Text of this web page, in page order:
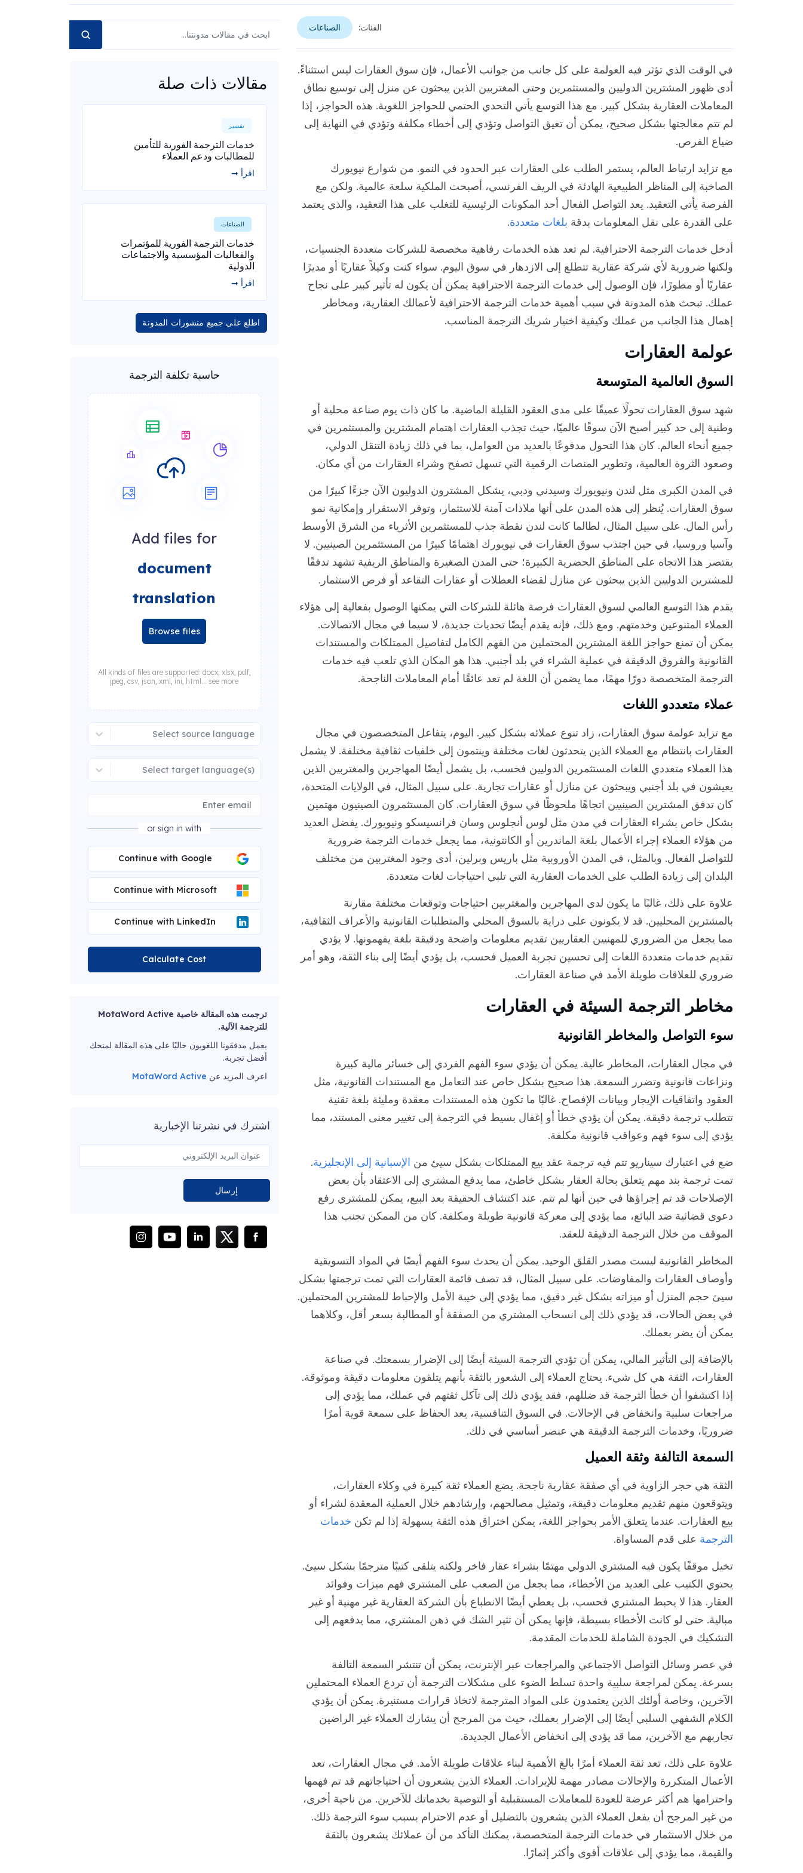
الفئات: الصناعات
في الوقت الذي تؤثر فيه العولمة على كل جانب من جوانب الأعمال، فإن سوق العقارات ليس استثناءً.
أدى ظهور المشترين الدوليين والمستثمرين وحتى المغتربين الذين يبحثون عن منزل إلى توسيع نطاق
المعاملات العقارية بشكل كبير. مع هذا التوسع يأتي التحدي الحتمي للحواجز اللغوية. هذه الحواجز، إذا
لم تتم معالجتها بشكل صحيح، يمكن أن تعيق التواصل وتؤدي إلى أخطاء مكلفة وتؤدي في النهاية إلى
ضياع الفرص.
مع تزايد ارتباط العالم، يستمر الطلب على العقارات عبر الحدود في النمو. من شوارع نيويورك
الصاخبة إلى المناظر الطبيعية الهادئة في الريف الفرنسي، أصبحت الملكية سلعة عالمية. ولكن مع
الفرصة يأتي التعقيد. يعد التواصل الفعال أحد المكونات الرئيسية للتغلب على هذا التعقيد، والذي يعتمد
على القدرة على نقل المعلومات بدقة بلغات متعددة.
أدخل خدمات الترجمة الاحترافية. لم تعد هذه الخدمات رفاهية مخصصة للشركات متعددة الجنسيات،
ولكنها ضرورية لأي شركة عقارية تتطلع إلى الازدهار في سوق اليوم. سواء كنت وكيلاً عقاريًا أو مديرًا
عقاريًا أو مطورًا، فإن الوصول إلى خدمات الترجمة الاحترافية يمكن أن يكون له تأثير كبير على نجاح
عملك. تبحث هذه المدونة في سبب أهمية خدمات الترجمة الاحترافية لأعمالك العقارية، ومخاطر
إهمال هذا الجانب من عملك وكيفية اختيار شريك الترجمة المناسب.
عولمة العقارات
السوق العالمية المتوسعة
شهد سوق العقارات تحولًا عميقًا على مدى العقود القليلة الماضية. ما كان ذات يوم صناعة محلية أو
وطنية إلى حد كبير أصبح الآن سوقًا عالميًا، حيث تجذب العقارات اهتمام المشترين والمستثمرين في
جميع أنحاء العالم. كان هذا التحول مدفوعًا بالعديد من العوامل، بما في ذلك زيادة التنقل الدولي،
وصعود الثروة العالمية، وتطوير المنصات الرقمية التي تسهل تصفح وشراء العقارات من أي مكان.
في المدن الكبرى مثل لندن ونيويورك وسيدني ودبي، يشكل المشترون الدوليون الآن جزءًا كبيرًا من
سوق العقارات. يُنظر إلى هذه المدن على أنها ملاذات آمنة للاستثمار، وتوفر الاستقرار وإمكانية نمو
رأس المال. على سبيل المثال، لطالما كانت لندن نقطة جذب للمستثمرين الأثرياء من الشرق الأوسط
وآسيا وروسيا، في حين اجتذب سوق العقارات في نيويورك اهتمامًا كبيرًا من المستثمرين الصينيين. لا
يقتصر هذا الاتجاه على المناطق الحضرية الكبيرة؛ حتى المدن الصغيرة والمناطق الريفية تشهد تدفقًا
للمشترين الدوليين الذين يبحثون عن منازل لقضاء العطلات أو عقارات التقاعد أو فرص الاستثمار.
يقدم هذا التوسع العالمي لسوق العقارات فرصة هائلة للشركات التي يمكنها الوصول بفعالية إلى هؤلاء
العملاء المتنوعين وخدمتهم. ومع ذلك، فإنه يقدم أيضًا تحديات جديدة، لا سيما في مجال الاتصالات.
يمكن أن تمنع حواجز اللغة المشترين المحتملين من الفهم الكامل لتفاصيل الممتلكات والمستندات
القانونية والفروق الدقيقة في عملية الشراء في بلد أجنبي. هذا هو المكان الذي تلعب فيه خدمات
الترجمة المتخصصة دورًا مهمًا، مما يضمن أن اللغة لم تعد عائقًا أمام المعاملات الناجحة.
عملاء متعددو اللغات
مع تزايد عولمة سوق العقارات، زاد تنوع عملائه بشكل كبير. اليوم، يتفاعل المتخصصون في مجال
العقارات بانتظام مع العملاء الذين يتحدثون لغات مختلفة وينتمون إلى خلفيات ثقافية مختلفة. لا يشمل
هذا العملاء متعددي اللغات المستثمرين الدوليين فحسب، بل يشمل أيضًا المهاجرين والمغتربين الذين
يعيشون في بلد أجنبي ويبحثون عن منازل أو عقارات تجارية. على سبيل المثال، في الولايات المتحدة،
كان تدفق المشترين الصينيين اتجاهًا ملحوظًا في سوق العقارات. كان المستثمرون الصينيون مهتمين
بشكل خاص بشراء العقارات في مدن مثل لوس أنجلوس وسان فرانسيسكو ونيويورك. يفضل العديد
من هؤلاء العملاء إجراء الأعمال بلغة الماندرين أو الكانتونية، مما يجعل خدمات الترجمة ضرورية
للتواصل الفعال. وبالمثل، في المدن الأوروبية مثل باريس وبرلين، أدى وجود المغتربين من مختلف
البلدان إلى زيادة الطلب على الخدمات العقارية التي تلبي احتياجات لغات متعددة.
علاوة على ذلك، غالبًا ما يكون لدى المهاجرين والمغتربين احتياجات وتوقعات مختلفة مقارنة
بالمشترين المحليين. قد لا يكونون على دراية بالسوق المحلي والمتطلبات القانونية والأعراف الثقافية،
مما يجعل من الضروري للمهنيين العقاريين تقديم معلومات واضحة ودقيقة بلغة يفهمونها. لا يؤدي
تقديم خدمات متعددة اللغات إلى تحسين تجربة العميل فحسب، بل يؤدي أيضًا إلى بناء الثقة، وهو أمر
ضروري للعلاقات طويلة الأمد في صناعة العقارات.
مخاطر الترجمة السيئة في العقارات
سوء التواصل والمخاطر القانونية
في مجال العقارات، المخاطر عالية. يمكن أن يؤدي سوء الفهم الفردي إلى خسائر مالية كبيرة
ونزاعات قانونية وتضرر السمعة. هذا صحيح بشكل خاص عند التعامل مع المستندات القانونية، مثل
العقود واتفاقيات الإيجار وبيانات الإفصاح. غالبًا ما تكون هذه المستندات معقدة ومليئة بلغة تقنية
تتطلب ترجمة دقيقة. يمكن أن يؤدي خطأ أو إغفال بسيط في الترجمة إلى تغيير معنى المستند، مما
يؤدي إلى سوء فهم وعواقب قانونية مكلفة.
ضع في اعتبارك سيناريو تتم فيه ترجمة عقد بيع الممتلكات بشكل سيئ من الإسبانية إلى الإنجليزية.
تمت ترجمة بند مهم يتعلق بحالة العقار بشكل خاطئ، مما يدفع المشتري إلى الاعتقاد بأن بعض
الإصلاحات قد تم إجراؤها في حين أنها لم تتم. عند اكتشاف الحقيقة بعد البيع، يمكن للمشتري رفع
دعوى قضائية ضد البائع، مما يؤدي إلى معركة قانونية طويلة ومكلفة. كان من الممكن تجنب هذا
الموقف من خلال الترجمة الدقيقة للعقد.
المخاطر القانونية ليست مصدر القلق الوحيد. يمكن أن يحدث سوء الفهم أيضًا في المواد التسويقية
وأوصاف العقارات والمفاوضات. على سبيل المثال، قد تصف قائمة العقارات التي تمت ترجمتها بشكل
سيئ حجم المنزل أو ميزاته بشكل غير دقيق، مما يؤدي إلى خيبة الأمل والإحباط للمشترين المحتملين.
في بعض الحالات، قد يؤدي ذلك إلى انسحاب المشتري من الصفقة أو المطالبة بسعر أقل، وكلاهما
يمكن أن يضر بعملك.
بالإضافة إلى التأثير المالي، يمكن أن تؤدي الترجمة السيئة أيضًا إلى الإضرار بسمعتك. في صناعة
العقارات، الثقة هي كل شيء. يحتاج العملاء إلى الشعور بالثقة بأنهم يتلقون معلومات دقيقة وموثوقة.
إذا اكتشفوا أن خطأ الترجمة قد ضللهم، فقد يؤدي ذلك إلى تآكل ثقتهم في عملك، مما يؤدي إلى
مراجعات سلبية وانخفاض في الإحالات. في السوق التنافسية، يعد الحفاظ على سمعة قوية أمرًا
ضروريًا، وخدمات الترجمة الدقيقة هي عنصر أساسي في ذلك.
السمعة التالفة وثقة العميل
الثقة هي حجر الزاوية في أي صفقة عقارية ناجحة. يضع العملاء ثقة كبيرة في وكلاء العقارات،
ويتوقعون منهم تقديم معلومات دقيقة، وتمثيل مصالحهم، وإرشادهم خلال العملية المعقدة لشراء أو
بيع العقارات. عندما يتعلق الأمر بحواجز اللغة، يمكن اختراق هذه الثقة بسهولة إذا لم تكن خدمات
الترجمة على قدم المساواة.
تخيل موقفًا يكون فيه المشتري الدولي مهتمًا بشراء عقار فاخر ولكنه يتلقى كتيبًا مترجمًا بشكل سيئ.
يحتوي الكتيب على العديد من الأخطاء، مما يجعل من الصعب على المشتري فهم ميزات وفوائد
العقار. هذا لا يحبط المشتري فحسب، بل يعطي أيضًا الانطباع بأن الشركة العقارية غير مهنية أو غير
مبالية. حتى لو كانت الأخطاء بسيطة، فإنها يمكن أن تثير الشك في ذهن المشتري، مما يدفعهم إلى
التشكيك في الجودة الشاملة للخدمات المقدمة.
في عصر وسائل التواصل الاجتماعي والمراجعات عبر الإنترنت، يمكن أن تنتشر السمعة التالفة
بسرعة. يمكن لمراجعة سلبية واحدة تسلط الضوء على مشكلات الترجمة أن تردع العملاء المحتملين
الآخرين، وخاصة أولئك الذين يعتمدون على المواد المترجمة لاتخاذ قرارات مستنيرة. يمكن أن يؤدي
الكلام الشفهي السلبي أيضًا إلى الإضرار بعملك، حيث من المرجح أن يشارك العملاء غير الراضين
تجاربهم مع الآخرين، مما قد يؤدي إلى انخفاض الأعمال الجديدة.
علاوة على ذلك، تعد ثقة العملاء أمرًا بالغ الأهمية لبناء علاقات طويلة الأمد. في مجال العقارات، تعد
الأعمال المتكررة والإحالات مصادر مهمة للإيرادات. العملاء الذين يشعرون أن احتياجاتهم قد تم فهمها
واحترامها هم أكثر عرضة للعودة للمعاملات المستقبلية أو التوصية بخدماتك للآخرين. من ناحية أخرى،
من غير المرجح أن يفعل العملاء الذين يشعرون بالتضليل أو عدم الاحترام بسبب سوء الترجمة ذلك.
من خلال الاستثمار في خدمات الترجمة المتخصصة، يمكنك التأكد من أن عملائك يشعرون بالثقة
والقيمة، مما يؤدي إلى علاقات أقوى وأكثر إثمارًا.
مقالات ذات صلة
تفسير
خدمات الترجمة الفورية للتأمين
للمطالبات ودعم العملاء
اقرأ ➞
الصناعات
خدمات الترجمة الفورية للمؤتمرات
والفعاليات المؤسسية والاجتماعات
الدولية
اقرأ ➞
اطلع على جميع منشورات المدونة
حاسبة تكلفة الترجمة
Add files for
document
translation
Browse files
All kinds of files are supported: docx, xlsx, pdf,
jpeg, csv, json, xml, ini, html... see more
Select source language
Select target language(s)
or sign in with
Continue with Google
Continue with Microsoft
Continue with LinkedIn
Calculate Cost
ترجمت هذه المقالة خاصية MotaWord Active
للترجمة الآلية.
يعمل مدققونا اللغويون حاليًا على هذه المقالة لمنحك
أفضل تجربة.
اعرف المزيد عن MotaWord Active
اشترك في نشرتنا الإخبارية
إرسال